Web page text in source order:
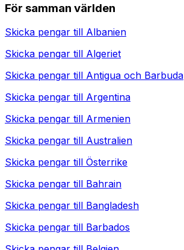
För samman världen
Skicka pengar till Albanien
Skicka pengar till Algeriet
Skicka pengar till Antigua och Barbuda
Skicka pengar till Argentina
Skicka pengar till Armenien
Skicka pengar till Australien
Skicka pengar till Österrike
Skicka pengar till Bahrain
Skicka pengar till Bangladesh
Skicka pengar till Barbados